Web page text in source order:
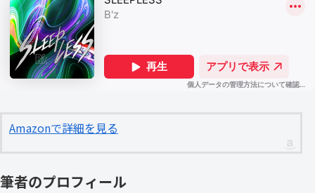
Amazonで詳細を見る
筆者のプロフィール